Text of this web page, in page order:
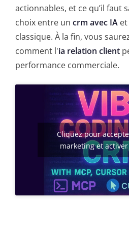
actionnables, et ce qu’il faut
choix entre un crm avec IA
classique. À la fin, vous
comment l'ia relation client
performance commerciale.
Cliquez pour
marketing et